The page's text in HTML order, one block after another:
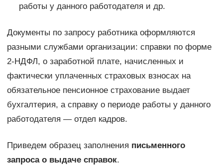
работы у данного работодателя и др.
Документы по запросу работника оформляются
разными службами организации: справки по форме
2-НДФЛ, о заработной плате, начисленных и
фактически уплаченных страховых взносах на
обязательное пенсионное страхование выдает
бухгалтерия, а справку о периоде работы у данного
работодателя — отдел кадров.
Приведем образец заполнения письменного
запроса о выдаче справок.